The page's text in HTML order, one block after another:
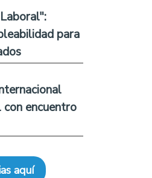
para
encuentro
aquí